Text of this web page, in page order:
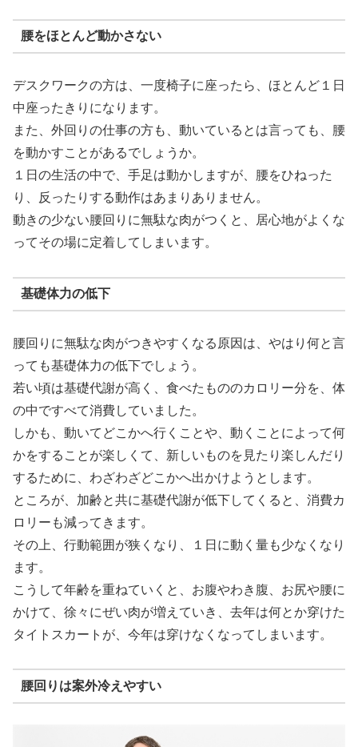
腰をほとんど動かさない
デスクワークの方は、一度椅子に座ったら、ほとんど１日
中座ったきりになります。
また、外回りの仕事の方も、動いているとは言っても、腰
を動かすことがあるでしょうか。
１日の生活の中で、手足は動かしますが、腰をひねった
り、反ったりする動作はあまりありません。
動きの少ない腰回りに無駄な肉がつくと、居心地がよくな
ってその場に定着してしまいます。
基礎体力の低下
腰回りに無駄な肉がつきやすくなる原因は、やはり何と言
っても基礎体力の低下でしょう。
若い頃は基礎代謝が高く、食べたもののカロリー分を、体
の中ですべて消費していました。
しかも、動いてどこかへ行くことや、動くことによって何
かをすることが楽しくて、新しいものを見たり楽しんだり
するために、わざわざどこかへ出かけようとします。
ところが、加齢と共に基礎代謝が低下してくると、消費カ
ロリーも減ってきます。
その上、行動範囲が狭くなり、１日に動く量も少なくなり
ます。
こうして年齢を重ねていくと、お腹やわき腹、お尻や腰に
かけて、徐々にぜい肉が増えていき、去年は何とか穿けた
タイトスカートが、今年は穿けなくなってしまいます。
腰回りは案外冷えやすい